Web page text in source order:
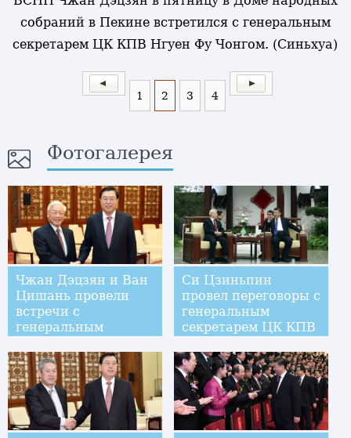
собраний в Пекине встретился с генеральным
секретарем ЦК КПВ Нгуен Фу Чонгом. (Синьхуа)
1 2 3 4
Фотогалерея
Чжан Дэцзян и Ван
Цишань провели
встречи с
генеральным
Компартии
Вьетнама Нгуен Фу
Чонгом
Си Цзиньпин
провел переговоры с
генеральным
секретарем ЦК КПВ